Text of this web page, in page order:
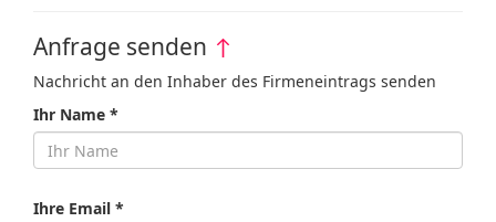
Anfrage senden ↑
Nachricht an den Inhaber des Firmeneintrags senden
Ihr Name *
Ihre Email *